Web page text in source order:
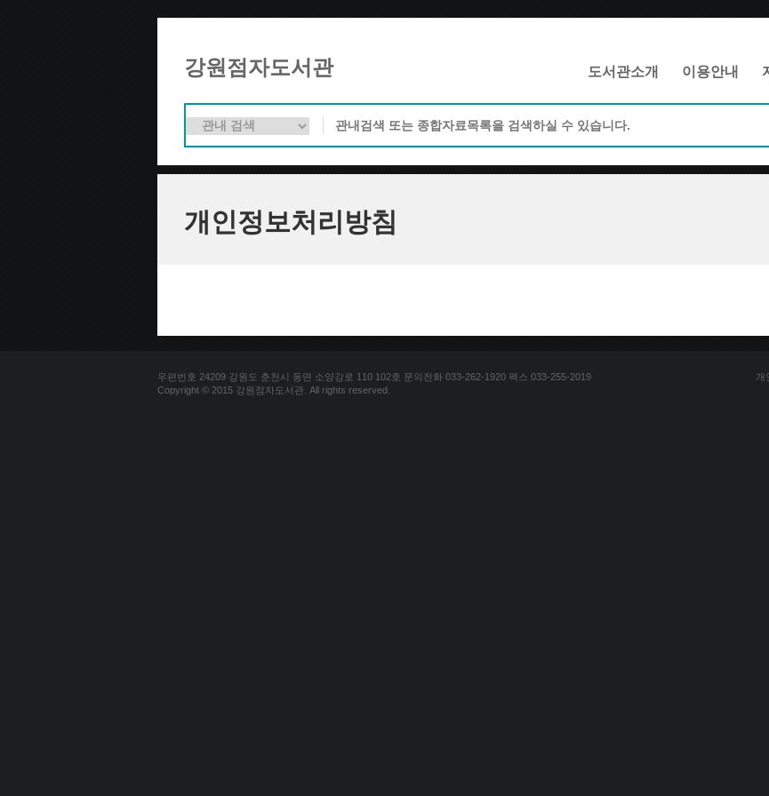
강원점자도서관 도서관소개 이용안내
개인정보처리방침
우편번호 24209 강원도 춘천시 동면 소양강로 110 102호 문의전화 033-262-1920 팩스 033-255-2019
Copyright © 2015 강원점자도서관. All rights reserved.
개